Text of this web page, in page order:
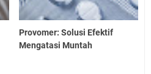
Provomer: Solusi Efektif
Mengatasi Muntah